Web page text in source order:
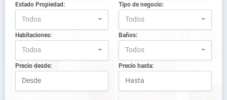
Estado Propiedad:
Todos
Tipo de negocio:
Todos
Habitaciones:
Todos
Baños:
Todos
Precio desde: Precio hasta: